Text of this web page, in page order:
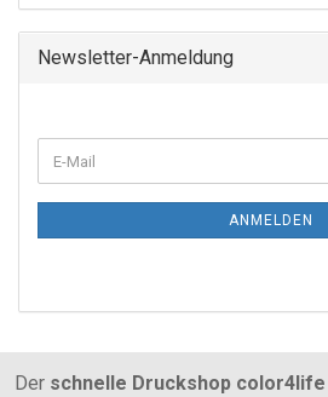
Newsletter-Anmeldung
ANMELDEN
Der schnelle Druckshop color4life